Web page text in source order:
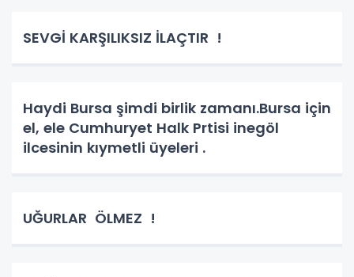
SEVGİ KARŞILIKSIZ İLAÇTIR !
Haydi Bursa şimdi birlik zamanı.Bursa için
el, ele Cumhuryet Halk Prtisi inegöl
ilcesinin kıymetli üyeleri .
UĞURLAR ÖLMEZ !